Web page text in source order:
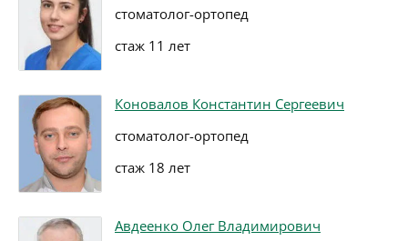
стоматолог-ортопед
стаж 11 лет
Коновалов Константин Сергеевич
стоматолог-ортопед
стаж 18 лет
Авдеенко Олег Владимирович